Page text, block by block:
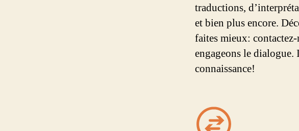
traductions,
et bien plus encore.
faites mieux:
engageons le dialogue.
connaissance!